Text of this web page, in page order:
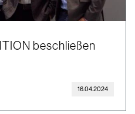
beschließen
16.04.2024